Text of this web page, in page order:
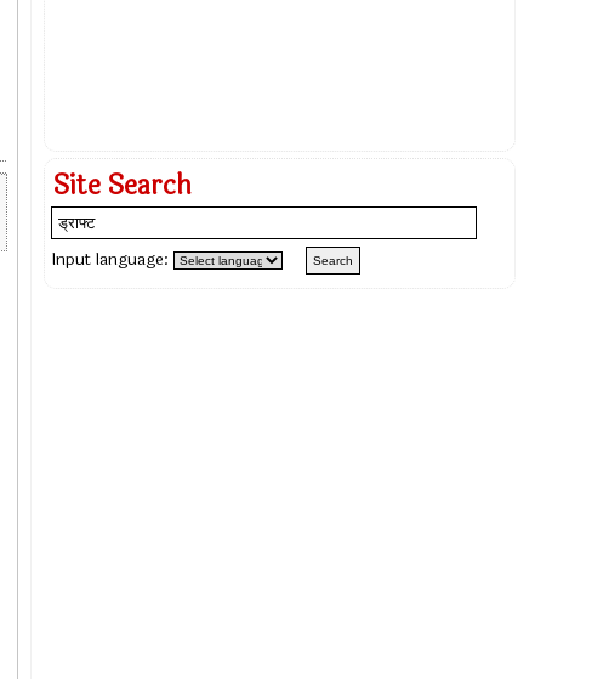
Site Search
Input language: